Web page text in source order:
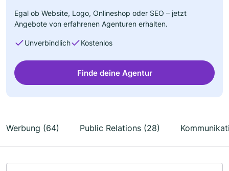
Egal ob Website, Logo, Onlineshop oder SEO – jetzt
Angebote von erfahrenen Agenturen erhalten.
Unverbindlich Kostenlos
Finde deine Agentur
Werbung (64) Public Relations (28)